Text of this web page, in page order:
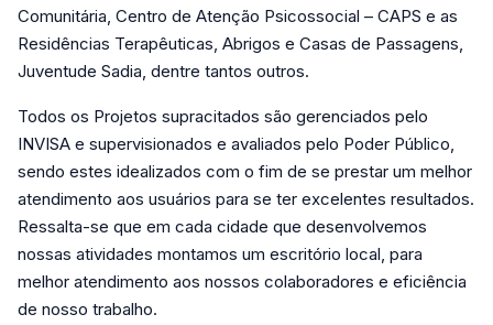
Comunitária, Centro de Atenção Psicossocial – CAPS e as
Residências Terapêuticas, Abrigos e Casas de Passagens,
Juventude Sadia, dentre tantos outros.
Todos os Projetos supracitados são gerenciados pelo
INVISA e supervisionados e avaliados pelo Poder Público,
sendo estes idealizados com o fim de se prestar um melhor
atendimento aos usuários para se ter excelentes resultados.
Ressalta-se que em cada cidade que desenvolvemos
nossas atividades montamos um escritório local, para
melhor atendimento aos nossos colaboradores e eficiência
de nosso trabalho.